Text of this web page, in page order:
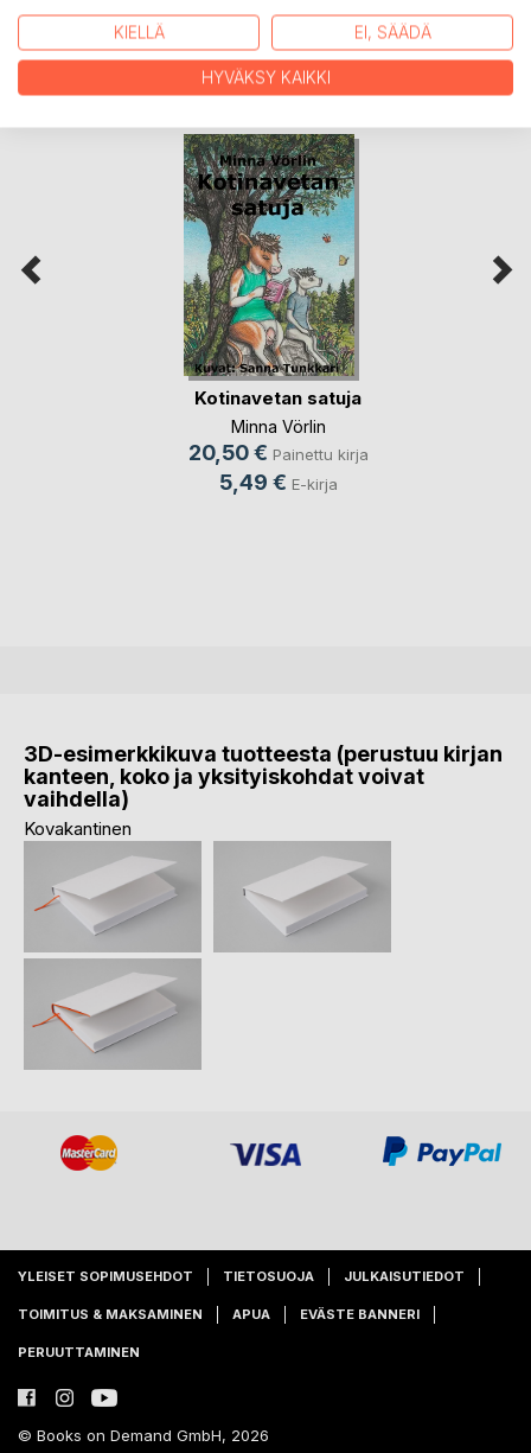
LISÄÄ KIRJOJA BoD:LLA
Kotinavetan satuja
Minna Vörlin
20,50 € Painettu kirja
5,49 € E-kirja
3D-esimerkkikuva tuotteesta (perustuu kirjan
kanteen, koko ja yksityiskohdat voivat
vaihdella)
Kovakantinen
YLEISET SOPIMUSEHDOT TIETOSUOJA JULKAISUTIEDOT
TOIMITUS & MAKSAMINEN APUA EVÄSTE BANNERI
PERUUTTAMINEN
© Books on Demand GmbH, 2026
KIELLÄ EI, SÄÄDÄ
HYVÄKSY KAIKKI